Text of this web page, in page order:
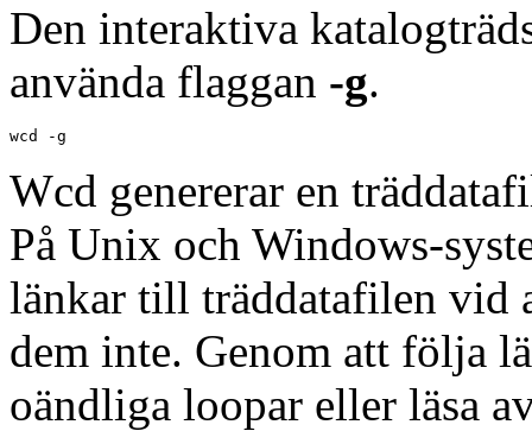
Den interaktiva
använda flaggan -g.
wcd -g
Wcd genererar en
På Unix och Windows-
länkar till träddatafilen vid
dem inte. Genom att följa
oändliga loopar eller läsa